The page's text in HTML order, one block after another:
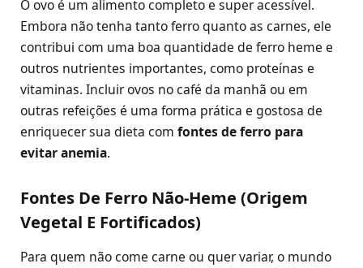
O ovo é um alimento completo e super acessível.
Embora não tenha tanto ferro quanto as carnes, ele
contribui com uma boa quantidade de ferro heme e
outros nutrientes importantes, como proteínas e
vitaminas. Incluir ovos no café da manhã ou em
outras refeições é uma forma prática e gostosa de
enriquecer sua dieta com fontes de ferro para
evitar anemia.
Fontes De Ferro Não-Heme (Origem
Vegetal E Fortificados)
Para quem não come carne ou quer variar, o mundo